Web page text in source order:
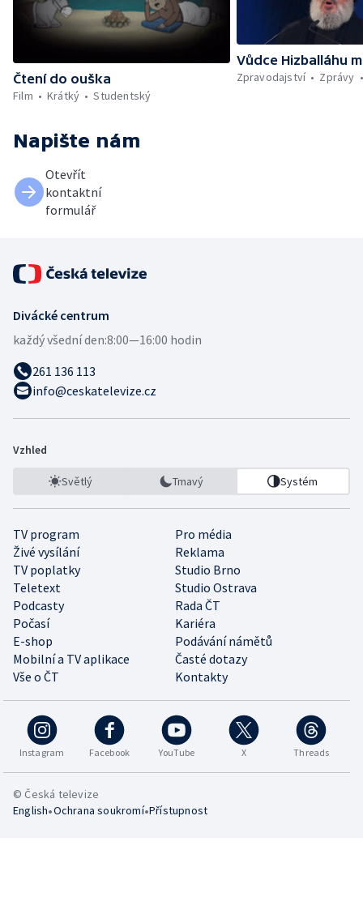
Čtení do ouška
Film
Krátký Studentský
Vůdce Hizballáhu
Zpravodajství
Zprávy
Napište nám
Otevřít
kontaktní
formulář
Divácké centrum
každý všední den:8:00—16:00 hodin
261 136 113
info@ceskatelevize.cz
Vzhled
Světlý Tmavý Systém
TV program
Pro média
Živé vysílání
Reklama
TV poplatky
Studio Brno
Teletext
Studio Ostrava
Podcasty
Rada ČT
Počasí
Kariéra
E-shop
Podávání námětů
Mobilní a TV aplikace
Časté dotazy
Vše o ČT
Kontakty
Instagram Facebook YouTube X Threads
© Česká televize
English•Ochrana soukromí•Přístupnost